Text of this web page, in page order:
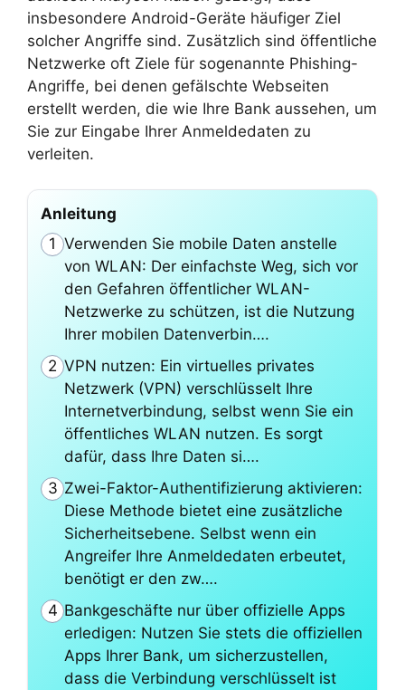
insbesondere Android-Geräte häufiger Ziel
solcher Angriffe sind. Zusätzlich sind öffentliche
Netzwerke oft Ziele für sogenannte Phishing-
Angriffe, bei denen gefälschte Webseiten
erstellt werden, die wie Ihre Bank aussehen, um
Sie zur Eingabe Ihrer Anmeldedaten zu
verleiten.
Anleitung
1 Verwenden Sie mobile Daten anstelle
von WLAN: Der einfachste Weg, sich vor
den Gefahren öffentlicher WLAN-
Netzwerke zu schützen, ist die Nutzung
Ihrer mobilen Datenverbin….
2 VPN nutzen: Ein virtuelles privates
Netzwerk (VPN) verschlüsselt Ihre
Internetverbindung, selbst wenn Sie ein
öffentliches WLAN nutzen. Es sorgt
dafür, dass Ihre Daten si….
3 Zwei-Faktor-Authentifizierung aktivieren:
Diese Methode bietet eine zusätzliche
Sicherheitsebene. Selbst wenn ein
Angreifer Ihre Anmeldedaten erbeutet,
benötigt er den zw….
4 Bankgeschäfte nur über offizielle Apps
erledigen: Nutzen Sie stets die offiziellen
Apps Ihrer Bank, um sicherzustellen,
dass die Verbindung verschlüsselt ist